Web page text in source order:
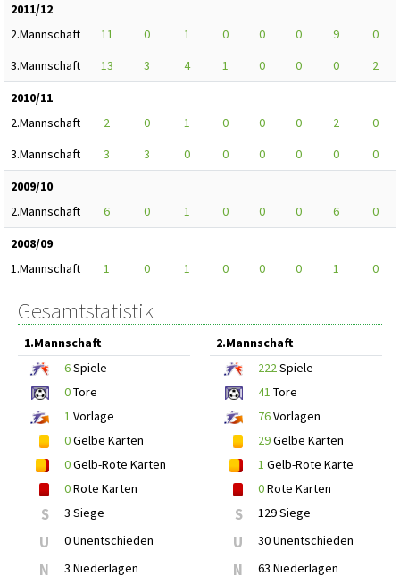
2011/12
2.Mannschaft
11 0 1 0 0 0 9
0
3.Mannschaft
13 3 4 1 0 0 0
2
2010/11
2.Mannschaft
2 0 1 0 0 0 2
0
3.Mannschaft
3 3 0 0 0 0 0
0
2009/10
2.Mannschaft
6 0 1 0 0 0 6
0
2008/09
1.Mannschaft
1 0 1 0 0 0 1 0
Gesamtstatistik
1.Mannschaft
6Spiele
0Tore
1 Vorlage
0Gelbe Karten
0Gelb-Rote Karten
0Rote Karten
S 3 Siege
U 0 Unentschieden
N 3 Niederlagen
2.Mannschaft
222Spiele
41 Tore
76Vorlagen
29Gelbe Karten
1 Gelb-Rote Karte
0Rote Karten
S 129 Siege
U 30 Unentschieden
N 63 Niederlagen